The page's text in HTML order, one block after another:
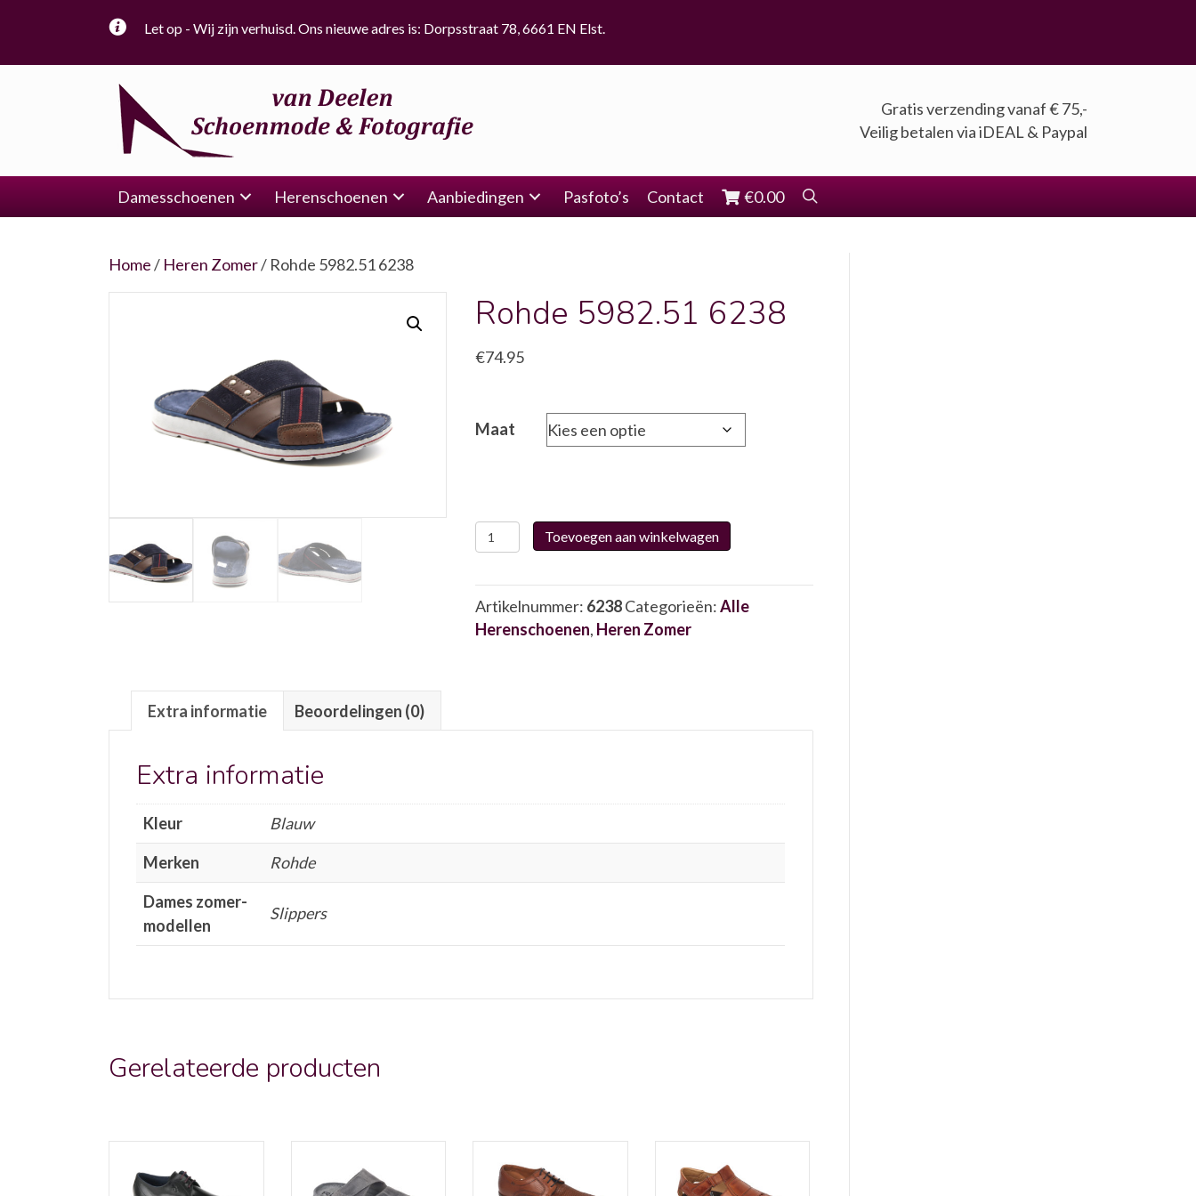
Let op - Wij zijn verhuisd. Ons nieuwe adres is: Dorpsstraat 78, 6661 EN Elst.
Gratis verzending vanaf € 75,-
Veilig betalen via iDEAL & Paypal
Damesschoenen Herenschoenen Aanbiedingen Pasfoto’s Contact €0.00
Home/ Heren Zomer/ Rohde 5982.51 6238
Rohde 5982.51 6238
€74.95
Maat
Rohde
5982.51
aantal
Toevoegen aan winkelwagen
Artikelnummer: 6238 Categorieën:Alle
Herenschoenen, Heren Zomer
Extra informatie Beoordelingen (0)
Extra informatie
Kleur
Blauw
Merken
Rohde
Dames zomer-
modellen
Slippers
Gerelateerde producten